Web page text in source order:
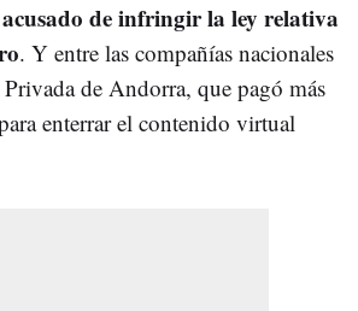
de infringir la ley relativa
. Y entre las compañías nacionales
de Andorra, que pagó más
enterrar el contenido virtual